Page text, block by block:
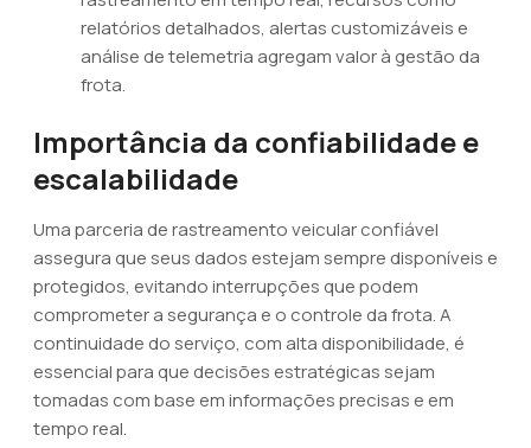
relatórios detalhados, alertas customizáveis e
análise de telemetria agregam valor à gestão da
frota.
Importância da confiabilidade e
escalabilidade
Uma parceria de rastreamento veicular confiável
assegura que seus dados estejam sempre disponíveis e
protegidos, evitando interrupções que podem
comprometer a segurança e o controle da frota. A
continuidade do serviço, com alta disponibilidade, é
essencial para que decisões estratégicas sejam
tomadas com base em informações precisas e em
tempo real.